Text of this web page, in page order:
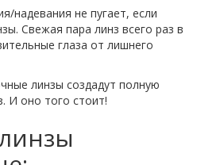
надевания не пугает, если
Свежая пара линз всего раз в
глаза от лишнего
линзы создадут полную
И оно того стоит!